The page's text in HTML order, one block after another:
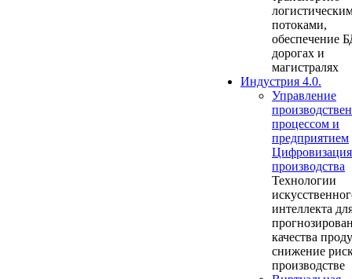
потоками,
обеспечение
дорогах и
магистралях
Индустрия 4.0.
Управление
процессом и
предприятием
Цифровизация
производства
Технологии
интеллекта
качества
снижение
производстве